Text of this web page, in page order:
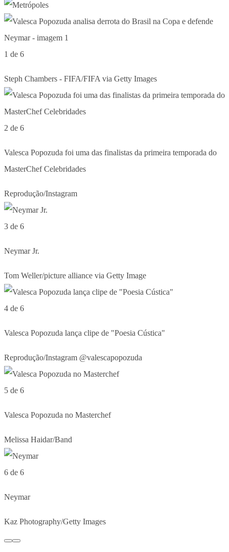
1 de 6
Steph Chambers - FIFA/FIFA via Getty Images
2 de 6
Valesca Popozuda foi uma das finalistas da primeira temporada do
MasterChef Celebridades
Reprodução/Instagram
3 de 6
Neymar Jr.
Tom Weller/picture alliance via Getty Image
4 de 6
Valesca Popozuda lança clipe de "Poesia Cústica"
Reprodução/Instagram @valescapopozuda
5 de 6
Valesca Popozuda no Masterchef
Melissa Haidar/Band
6 de 6
Neymar
Kaz Photography/Getty Images